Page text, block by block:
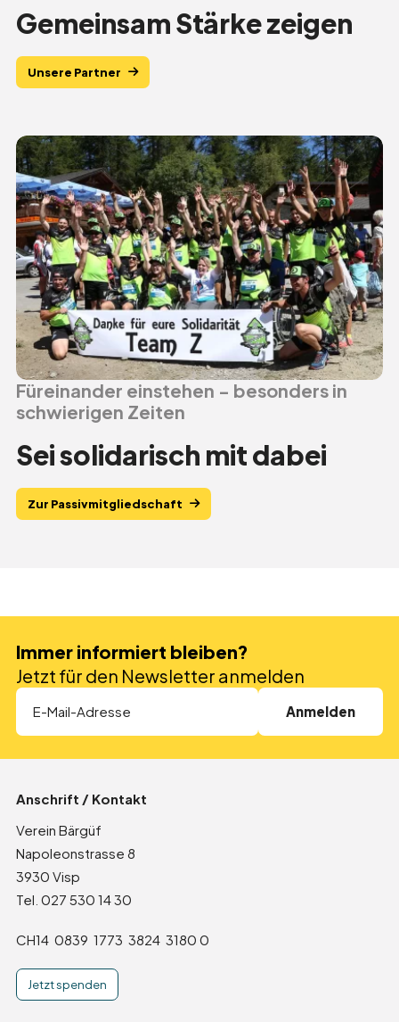
Gemeinsam Stärke zeigen
Unsere Partner
Füreinander einstehen - besonders in
schwierigen Zeiten
Sei solidarisch mit dabei
Zur Passivmitgliedschaft
Immer informiert bleiben?
Jetzt für den Newsletter anmelden
Anschrift / Kontakt
Verein Bärgüf
Napoleonstrasse 8
3930 Visp
Tel. 027 530 14 30
CH14 0839 1773 3824 3180 0
Jetzt spenden